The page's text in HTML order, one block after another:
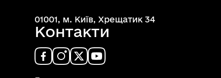
01001, м. Київ, Хрещатик 34
Контакти